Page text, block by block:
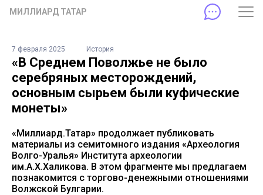
МИЛЛИАРД ТАТАР
7 февраля 2025 История
«В Среднем Поволжье не было
серебряных месторождений,
основным сырьем были куфические
монеты»
«Миллиард.Татар» продолжает публиковать
материалы из семитомного издания «Археология
Волго-Уралья» Института археологии
им.А.Х.Халикова. В этом фрагменте мы предлагаем
познакомится с торгово-денежными отношениями
Волжской Булгарии.